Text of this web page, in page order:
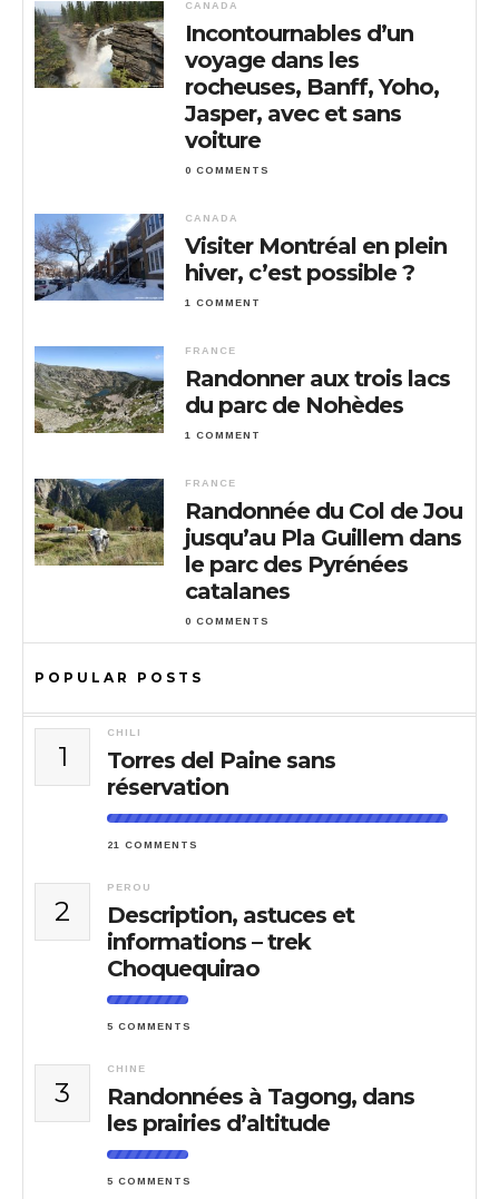
CANADA
Incontournables d’un
voyage dans les
rocheuses, Banff, Yoho,
Jasper, avec et sans
voiture
0 COMMENTS
CANADA
Visiter Montréal en plein
hiver, c’est possible ?
1 COMMENT
FRANCE
Randonner aux trois lacs
du parc de Nohèdes
1 COMMENT
FRANCE
Randonnée du Col de Jou
jusqu’au Pla Guillem dans
le parc des Pyrénées
catalanes
0 COMMENTS
POPULAR POSTS
1
CHILI
Torres del Paine sans
réservation
21 COMMENTS
2
PEROU
Description, astuces et
informations – trek
Choquequirao
5 COMMENTS
3
CHINE
Randonnées à Tagong, dans
les prairies d’altitude
5 COMMENTS